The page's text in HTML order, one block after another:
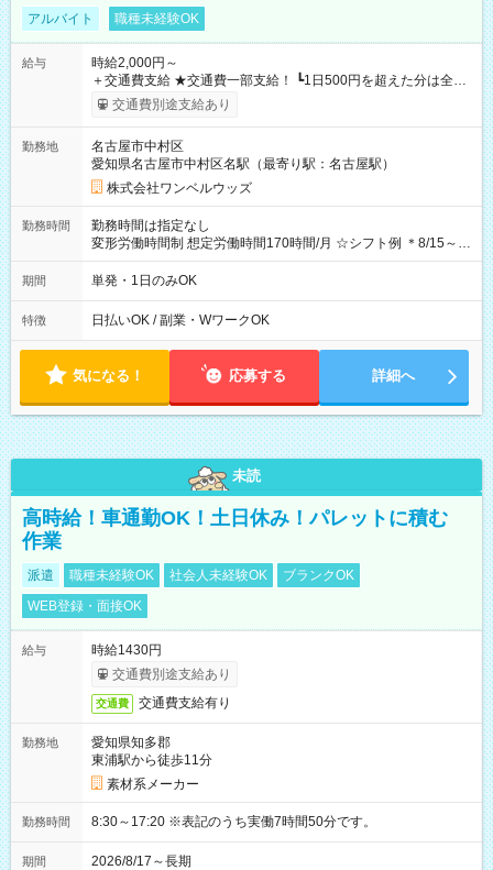
アルバイト 職種未経験OK
給与
時給2,000円～
＋交通費支給 ★交通費一部支給！ ┗1日500円を超えた分は全額
支給！ ※往復500円以内の方は自己負担となります ★日払い
OK！（規定あり） ┗働いたその日に現金GET♪ お仕事後はコン
期間なし
交通費別途支給あり
勤務地
名古屋市中村区
愛知県名古屋市中村区名駅（最寄り駅：名古屋駅）
株式会社ワンベルウッズ
勤務時間
勤務時間は指定なし
変形労働時間制 想定労働時間170時間/月 ☆シフト例 ＊8/15～
10/26 全日共通 08：00～12：00 17：00～21：00 ＊8/31
～9/19のみ下記シフトもあります！ 12：00～16：00 ＊9/6～
00
期間 単発・1日のみOK
特徴 日払いOK / 副業・WワークOK
気になる！ 応募する 詳細へ
未読
高時給！車通勤OK！土日休み！パレットに積む
作業
派遣 職種未経験OK 社会人未経験OK
ブランクOK
WEB登録・面接OK
給与
時給1430円
交通費別途支給あり
交通費 交通費支給有り
勤務地
愛知県知多郡
東浦駅から徒歩11分
素材系メーカー
勤務時間 8:30～17:20 ※表記のうち実働7時間50分です。
期間 2026/8/17～長期